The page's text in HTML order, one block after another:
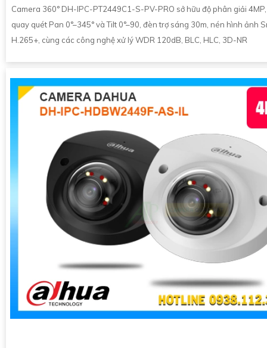
Camera 360° DH-IPC-PT2449C1-S-PV-PRO sở hữu độ phân giải
quay quét Pan 0°–345° và Tilt 0°–90, đèn trợ sáng 30m, nén hình ảnh
H.265+, cùng các công nghệ xử lý WDR 120dB, BLC, HLC, 3D-NR